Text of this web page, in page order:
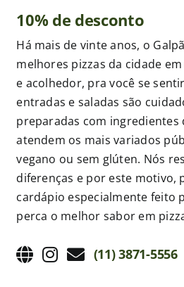
Notícias
Publicações
Junte-se a nós
Contato
10% de desconto
Há mais de vinte anos, o
melhores pizzas da cidade
e acolhedor, pra você se
entradas e saladas são
preparadas com ingredientes
atendem os mais variados
vegano ou sem glúten. Nós
diferenças e por este motivo,
cardápio especialmente feito
perca o melhor sabor em
(11) 3871-5556